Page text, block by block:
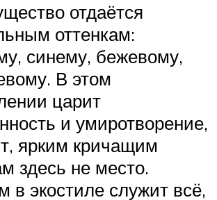
отдаётся
оттенкам:
синему, бежевому,
В этом
царит
и умиротворение,
ярким кричащим
здесь не место.
в экостиле служит всё,